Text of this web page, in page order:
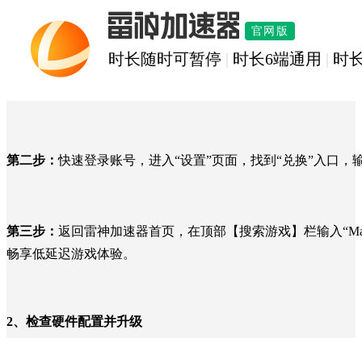
雷神加速器
官网版
时长随时可暂停 时长6端通用 时
第二步：快速登录账号，进入“设置”页面，找到“兑换”入口，
第三步： 返回雷神加速器首页，在顶部【搜索游戏】栏输入
畅享低延迟游戏体验。
2、 检查硬件配置并升级